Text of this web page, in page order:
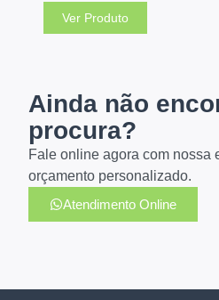
Ver Produto
Ainda não
procura?
Fale online agora com nossa
orçamento personalizado.
Atendimento Online